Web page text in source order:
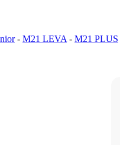
- M21 LEVA - M21 PLUS